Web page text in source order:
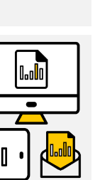
der